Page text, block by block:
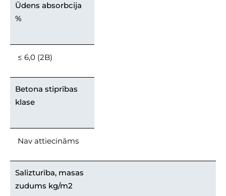
Ūdens absorbcija
%
≤ 6,0 (2B)
Betona stiprības
klase
Nav attiecināms
Salizturība, masas
zudums kg/m2